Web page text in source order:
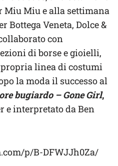
Miu Miu e alla settimana
Bottega Veneta, Dolce &
con
di borse e gioielli,
linea di costumi
la moda il successo al
bugiardo – Gone Girl,
e interpretato da Ben
p/B-DFWJJh0Za/